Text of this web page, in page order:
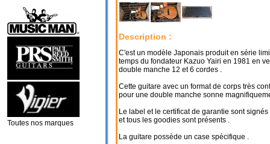
Description :
C'est un modèle Japonais produit en série
temps du fondateur Kazuo Yairi en 1981 en
double manche 12 et 6 cordes .
Cette guitare avec un format de corps très
pour une double manche sonne
Le label et le certificat de garantie sont
et tous les goodies sont présents .
La guitare possède un case spécifique .
Toutes nos marques